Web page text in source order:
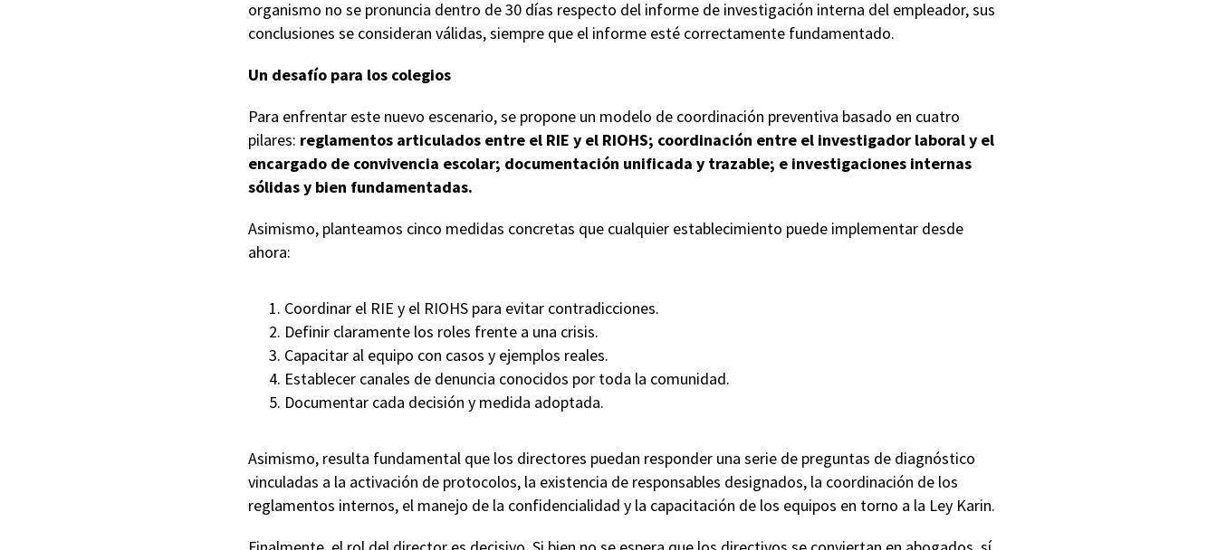
organismo no se pronuncia dentro de 30 días respecto del informe de investigación interna del empleador, sus
conclusiones se consideran válidas, siempre que el informe esté correctamente fundamentado.
Un desafío para los colegios
Para enfrentar este nuevo escenario, se propone un modelo de coordinación preventiva basado en cuatro
pilares: reglamentos articulados entre el RIE y el RIOHS; coordinación entre el investigador laboral y el
encargado de convivencia escolar; documentación unificada y trazable; e investigaciones internas
sólidas y bien fundamentadas.
Asimismo, planteamos cinco medidas concretas que cualquier establecimiento puede implementar desde
ahora:
Coordinar el RIE y el RIOHS para evitar contradicciones.
Definir claramente los roles frente a una crisis.
Capacitar al equipo con casos y ejemplos reales.
Establecer canales de denuncia conocidos por toda la comunidad.
Documentar cada decisión y medida adoptada.
Asimismo, resulta fundamental que los directores puedan responder una serie de preguntas de diagnóstico
vinculadas a la activación de protocolos, la existencia de responsables designados, la coordinación de los
reglamentos internos, el manejo de la confidencialidad y la capacitación de los equipos en torno a la Ley Karin.